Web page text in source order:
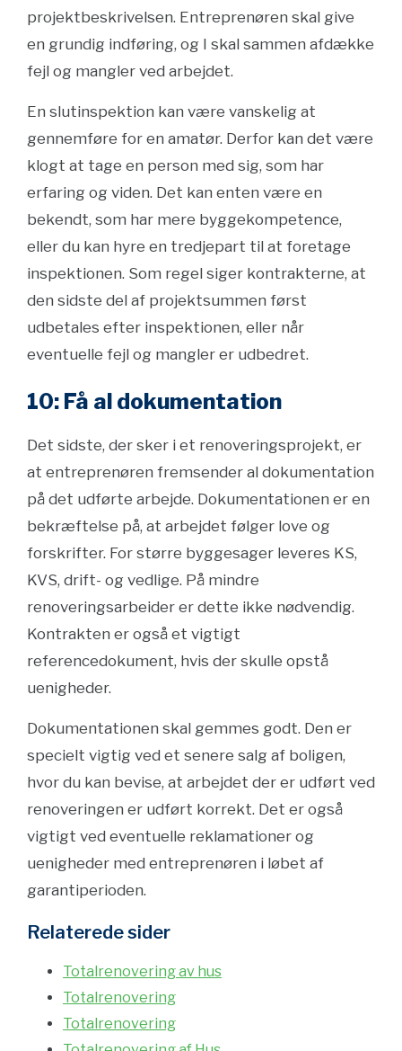
projektbeskrivelsen. Entreprenøren skal give
en grundig indføring, og I skal sammen afdække
fejl og mangler ved arbejdet.
En slutinspektion kan være vanskelig at
gennemføre for en amatør. Derfor kan det være
klogt at tage en person med sig, som har
erfaring og viden. Det kan enten være en
bekendt, som har mere byggekompetence,
eller du kan hyre en tredjepart til at foretage
inspektionen. Som regel siger kontrakterne, at
den sidste del af projektsummen først
udbetales efter inspektionen, eller når
eventuelle fejl og mangler er udbedret.
10: Få al dokumentation
Det sidste, der sker i et renoveringsprojekt, er
at entreprenøren fremsender al dokumentation
på det udførte arbejde. Dokumentationen er en
bekræftelse på, at arbejdet følger love og
forskrifter. For større byggesager leveres KS,
KVS, drift- og vedlige. På mindre
renoveringsarbeider er dette ikke nødvendig.
Kontrakten er også et vigtigt
referencedokument, hvis der skulle opstå
uenigheder.
Dokumentationen skal gemmes godt. Den er
specielt vigtig ved et senere salg af boligen,
hvor du kan bevise, at arbejdet der er udført ved
renoveringen er udført korrekt. Det er også
vigtigt ved eventuelle reklamationer og
uenigheder med entreprenøren i løbet af
garantiperioden.
Relaterede sider
Totalrenovering av hus
Totalrenovering
Totalrenovering